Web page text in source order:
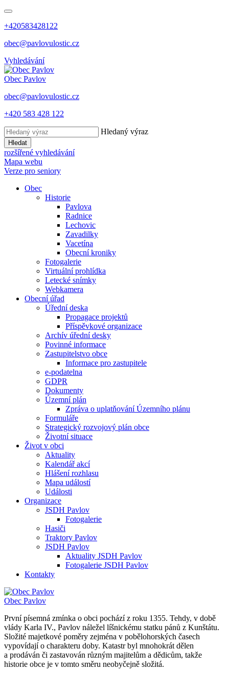
+420583428122
obec@pavlovulostic.cz
Vyhledávání
Obec Pavlov
obec@pavlovulostic.cz
+420 583 428 122
Hledaný výraz
Hledat
rozšířené vyhledávání
Mapa webu
Verze pro seniory
Obec
Historie
Pavlova
Radnice
Lechovic
Zavadilky
Vacetína
Obecní kroniky
Fotogalerie
Virtuální prohlídka
Letecké snímky
Webkamera
Obecní úřad
Úřední deska
Propagace projektů
Příspěvkové organizace
Archív úřední desky
Povinné informace
Zastupitelstvo obce
Informace pro zastupitele
e-podatelna
GDPR
Dokumenty
Územní plán
Zpráva o uplatňování Územního plánu
Formuláře
Strategický rozvojový plán obce
Životní situace
Život v obci
Aktuality
Kalendář akcí
Hlášení rozhlasu
Mapa událostí
Události
Organizace
JSDH Pavlov
Fotogalerie
Hasiči
Traktory Pavlov
JSDH Pavlov
Aktuality JSDH Pavlov
Fotogalerie JSDH Pavlov
Kontakty
Obec Pavlov
První písemná zmínka o obci pochází z roku 1355. Tehdy, v době
vlády Karla IV., Pavlov náležel líšnickému statku pánů z Kunštátu.
Složité majetkové poměry zejména v pobělohorských časech
vypovídají o charakteru doby. Katastr byl mnohokrát dělen
a prodáván či zastavován různým majitelům a dědicům, takže
historie obce je v tomto směru neobyčejně složitá.